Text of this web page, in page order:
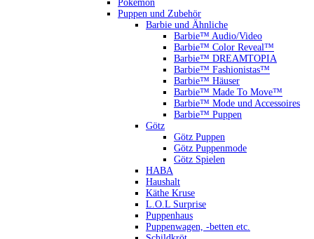
Pokémon
Puppen und Zubehör
Barbie und Ähnliche
Barbie™ Audio/Video
Barbie™ Color Reveal™
Barbie™ DREAMTOPIA
Barbie™ Fashionistas™
Barbie™ Häuser
Barbie™ Made To Move™
Barbie™ Mode und Accessoires
Barbie™ Puppen
Götz
Götz Puppen
Götz Puppenmode
Götz Spielen
HABA
Haushalt
Käthe Kruse
L.O.L Surprise
Puppenhaus
Puppenwagen, -betten etc.